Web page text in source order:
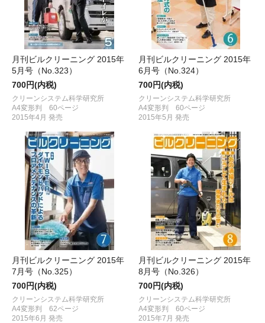
月刊ビルクリーニング 2015年
5月号（No.323）
700円(内税)
クリーンシステム科学研究所
A4変形判 60ページ
2015年4月 発売
月刊ビルクリーニング 2015年
6月号（No.324）
700円(内税)
クリーンシステム科学研究所
A4変形判 60ページ
2015年5月 発売
月刊ビルクリーニング 2015年
7月号（No.325）
700円(内税)
クリーンシステム科学研究所
A4変形判 62ページ
2015年6月 発売
月刊ビルクリーニング 2015年
8月号（No.326）
700円(内税)
クリーンシステム科学研究所
A4変形判 60ページ
2015年7月 発売